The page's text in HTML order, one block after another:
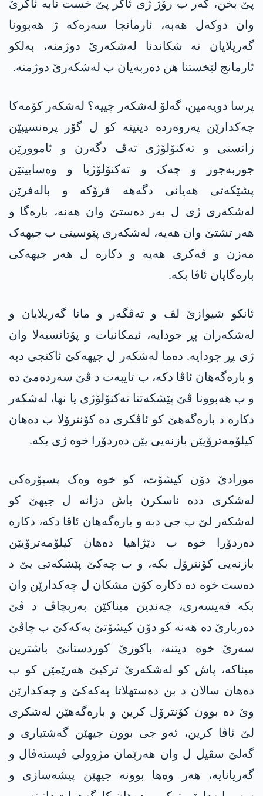
پێ بخن، گەر ب رۆژ ژی ئاگر پێ خست نابە ئاگرێ
وان دوکەل هەبە، ئارمانجا سەرەکە ژ هەبوونا
گەریلایان نە شکاندنا لەشکەرێ دوژمنە، بەلکو
ئارمانج لێخستنا هن دەربەیان ب لەشکەرێ دوژمنە.
پرسا دویەمین، گەلۆ لەشکەر چییە؟ لەشکەر کۆمەکا
چەکدارێن پەروەردە دیتینە کو ل گۆر پرەنسیپێن
زانستی و تەکنۆلۆژی تەڤ دگەرن و ئاموورێن
جوربەجور و چەک و تەکنۆلۆژیا و وەساییتێن
پشێکەتی هەیانی دگەهە فرۆکە و بالەفرێن
لەشکەری ژی ل بەر دەستێ وان هەنە، بارەگا و
هەر تشتێ وان هەیە، لەشکەری پێوسیتی ب جیهەک
مەزن و ڤەکری هەیە و دکارە ل هەر جیهەکی
بارەگایان ئاڤا بکە.
ئانکو شیوازێ لڤ و تەڤگەر و مانا گەریلایان و
لەشکەران پڕ جودایە، ئیمکانیات و پۆتانسیەلا وان
ژی پڕ جودایە. دەما لەشکەر ل جیهەکێ ئاکنجی دبە
و بارەگەهان ئاڤا دکە، ب تایبەت د ڤێ سەردەمێ دە
و ب هەبوونا ڤێ پێشکەتنا تەکنۆلۆژی یا نها، لەشکەر
دکارە د بارەگەهێ کو ئاڤکری دە کۆنترۆلا ب دەهان
کیلۆمەترۆیێن بازنەیی یێن دەردۆرا خوە ژی بکە.
مورادێ دۆن کیشۆت، کو خوە وەک پسپۆرەکی
لەشکری ددە ناسکرن باش دزانە ل جیهێ کو
لەشکەر لێ ب جی دبە و بارەگەهان ئاڤا دکە، دکارە
دەردۆرا خوە ب دێژاهیا دەهان کیلۆمەترۆیێن
بازنەیی کۆنترۆل بکە، و ب چەکێ پێشکەتی یێ د
دەست خوە دە دکارە کۆن مشکان ل چەکدارێن وان
بکە قەیسەری، چەندین میناکێن بەربچاڤ د ڤێ
دەربارێ دە هەنە کو دۆن کیشۆتێ پەکەکێ ب چاڤێ
سەرێ خوە دیتنە، باکورێ کوردستانێ باشترین
میناکە، پاش کو لەشکەرێ ترکیێ هەرێمێن کو ب
دەهان سالان د بن دەستهلاتا پەکەکێ و چەکدارێن
وێ دە بوون کۆنترۆل کرین و بارەگەهێن لەشکری
لێ ئاڤا کرین، ئەو جی بوون جیهێن گەشتیاری و
گەلێ سڤیل ل وان هەرێمان مژوولی ڤیستەڤال و
گەریانایە، هەر وەها بوونە جیهێن پیشەسازی و